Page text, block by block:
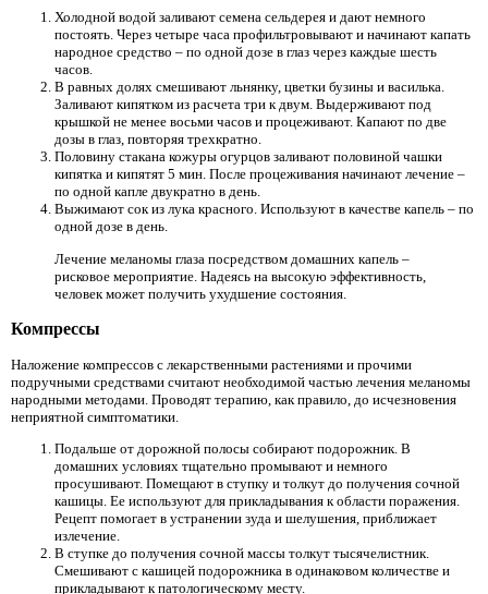
Холодной водой заливают семена сельдерея и дают немного
постоять. Через четыре часа профильтровывают и начинают капать
народное средство – по одной дозе в глаз через каждые шесть
часов.
В равных долях смешивают льнянку, цветки бузины и василька.
Заливают кипятком из расчета три к двум. Выдерживают под
крышкой не менее восьми часов и процеживают. Капают по две
дозы в глаз, повторяя трехкратно.
Половину стакана кожуры огурцов заливают половиной чашки
кипятка и кипятят 5 мин. После процеживания начинают лечение –
по одной капле двукратно в день.
Выжимают сок из лука красного. Используют в качестве капель – по
одной дозе в день.
Лечение меланомы глаза посредством домашних капель –
рисковое мероприятие. Надеясь на высокую эффективность,
человек может получить ухудшение состояния.
Компрессы
Наложение компрессов с лекарственными растениями и прочими
подручными средствами считают необходимой частью лечения меланомы
народными методами. Проводят терапию, как правило, до исчезновения
неприятной симптоматики.
Подальше от дорожной полосы собирают подорожник. В
домашних условиях тщательно промывают и немного
просушивают. Помещают в ступку и толкут до получения сочной
кашицы. Ее используют для прикладывания к области поражения.
Рецепт помогает в устранении зуда и шелушения, приближает
излечение.
В ступке до получения сочной массы толкут тысячелистник.
Смешивают с кашицей подорожника в одинаковом количестве и
прикладывают к патологическому месту.